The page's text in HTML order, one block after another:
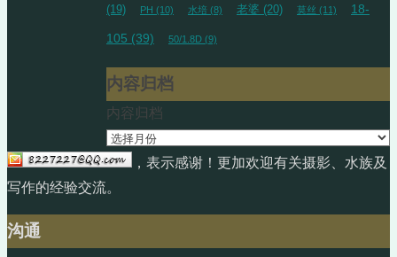
(19) PH (10) 水培 (8) 老婆 (20) 莫丝 (11) 18-
105 (39) 50/1.8D (9)
内容归档
内容归档
，表示感谢！更加欢迎有关摄影、水族及
写作的经验交流。
沟通